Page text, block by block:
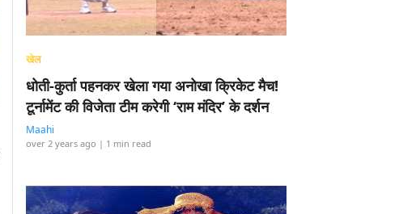
खेल
धोती-कुर्ता पहनकर खेला गया अनोखा क्रिकेट मैच!
टूर्नामेंट की विजेता टीम करेगी ‘राम मंदिर’ के दर्शन
Maahi
over 2 years ago | 1 min read